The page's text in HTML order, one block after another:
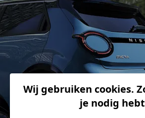
Wij gebruiken cookies.
je nodig